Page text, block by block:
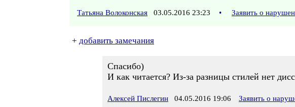
Татьяна Волоконская 03.05.2016 23:23 • Заявить о
+ добавить замечания
Спасибо)
И как читается? Из-за разницы стилей нет
Алексей Пислегин 04.05.2016 19:06 Заявить о